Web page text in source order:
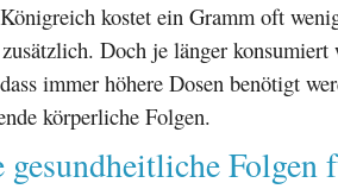
kostet ein Gramm oft
Doch je länger
immer höhere Dosen benötigt
körperliche Folgen.
gesundheitliche Folgen